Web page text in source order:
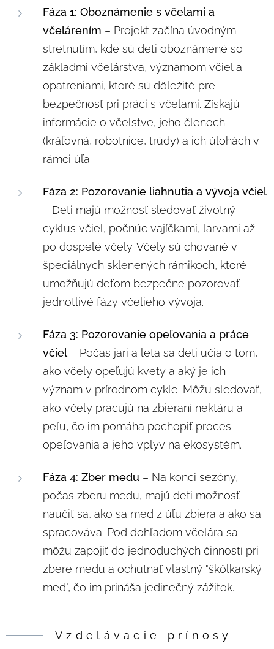
Fáza 1: Oboznámenie s včelami a
včelárením – Projekt začína úvodným
stretnutím, kde sú deti oboznámené so
základmi včelárstva, významom včiel a
opatreniami, ktoré sú dôležité pre
bezpečnosť pri práci s včelami. Získajú
informácie o včelstve, jeho členoch
(kráľovná, robotnice, trúdy) a ich úlohách v
rámci úľa.
Fáza 2: Pozorovanie liahnutia a vývoja včiel
– Deti majú možnosť sledovať životný
cyklus včiel, počnúc vajíčkami, larvami až
po dospelé včely. Včely sú chované v
špeciálnych sklenených rámikoch, ktoré
umožňujú deťom bezpečne pozorovať
jednotlivé fázy včelieho vývoja.
Fáza 3: Pozorovanie opeľovania a práce
včiel – Počas jari a leta sa deti učia o tom,
ako včely opeľujú kvety a aký je ich
význam v prírodnom cykle. Môžu sledovať,
ako včely pracujú na zbieraní nektáru a
peľu, čo im pomáha pochopiť proces
opeľovania a jeho vplyv na ekosystém.
Fáza 4: Zber medu – Na konci sezóny,
počas zberu medu, majú deti možnosť
naučiť sa, ako sa med z úľu zbiera a ako sa
spracováva. Pod dohľadom včelára sa
môžu zapojiť do jednoduchých činností pri
zbere medu a ochutnať vlastný "škôlkarský
med", čo im prináša jedinečný zážitok.
Vzdelávacie prínosy